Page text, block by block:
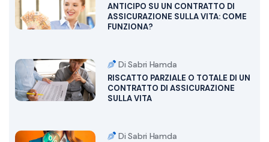
ANTICIPO SU UN CONTRATTO DI
ASSICURAZIONE SULLA VITA: COME
FUNZIONA?
Di Sabri Hamda
RISCATTO PARZIALE O TOTALE DI UN
CONTRATTO DI ASSICURAZIONE
SULLA VITA
Di Sabri Hamda